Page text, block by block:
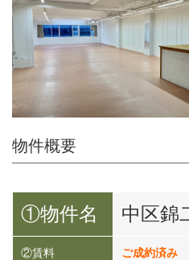
物件概要
①物件名 中区錦
②賃料 ご成約済み